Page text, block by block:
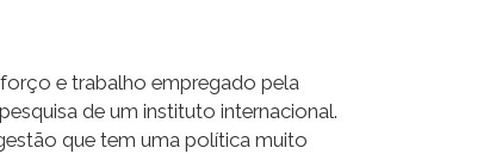
e trabalho empregado pela
de um instituto internacional.
que tem uma política muito